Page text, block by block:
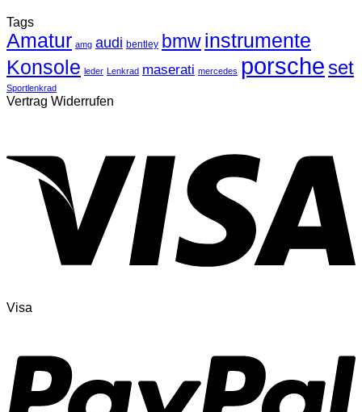
Tags
Amatur amg audi bentley bmwinstrumente
Konsole leder Lenkrad maserati mercedes porsche set
Sportlenkrad
Vertrag Widerrufen
Visa